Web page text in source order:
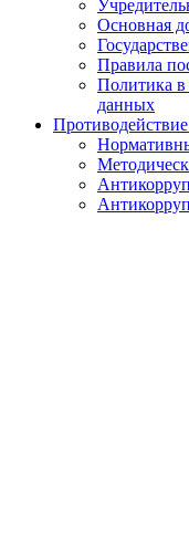
Основная
Правила
Политика в
данных